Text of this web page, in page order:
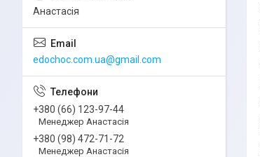
Анастасія
edochoc.com.ua@gmail.com
+380 (66) 123-97-44
Менеджер Анастасія
+380 (98) 472-71-72
Менеджер Анастасія